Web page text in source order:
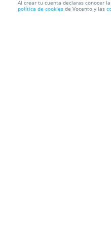
Curso Intensivo de
Al crear tu cuenta declaras conocer la
política de cookies de Vocento y las